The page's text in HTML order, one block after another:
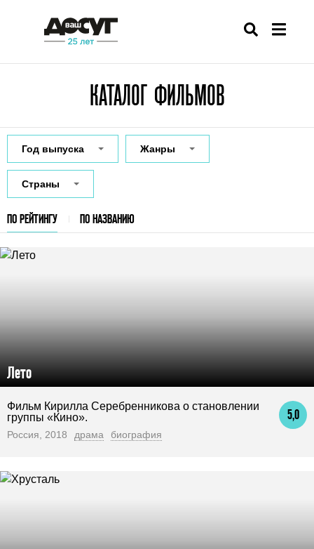
КАТАЛОГ ФИЛЬМОВ
Год выпуска Жанры
Страны
ПО РЕЙТИНГУ ПО НАЗВАНИЮ
Лето
5,0
Фильм Кирилла Серебренникова о становлении
группы «Кино».
Россия, 2018 драма биография